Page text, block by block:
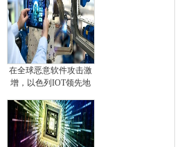
在全球恶意软件攻击激
增，以色列IOT领先地